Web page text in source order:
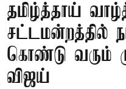
தமிழ்த்தாய்
சட்டமன்றத்தில்
கொண்டு வரும்
விஜய்